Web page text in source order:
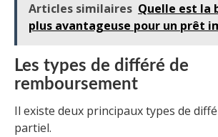
Articles similaires Quelle est la
plus avantageuse pour un prêt
Les types de différé de
remboursement
Il existe deux principaux types de
partiel.